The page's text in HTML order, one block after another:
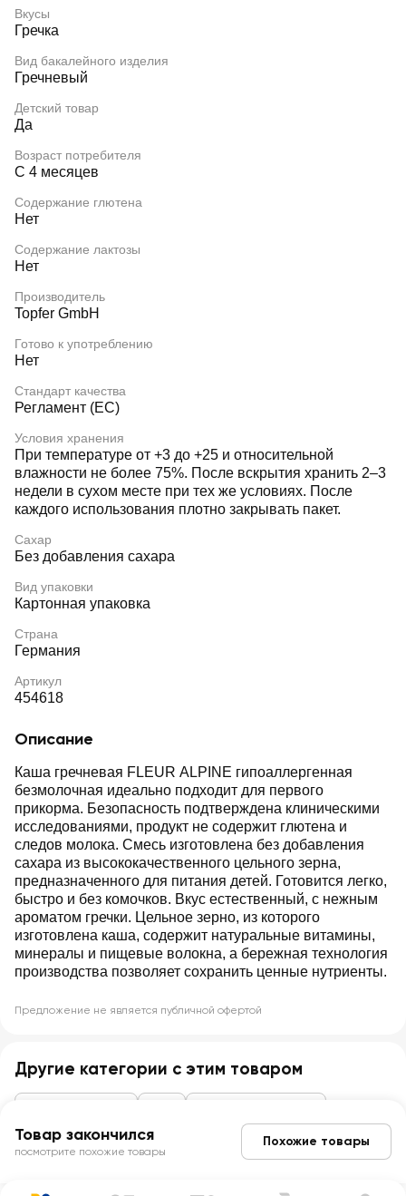
Вкусы
Гречка
Вид бакалейного изделия
Гречневый
Детский товар
Да
Возраст потребителя
С 4 месяцев
Содержание глютена
Нет
Содержание лактозы
Нет
Производитель
Topfer GmbH
Готово к употреблению
Нет
Стандарт качества
Регламент (ЕС)
Условия хранения
При температуре от +3 до +25 и относительной
влажности не более 75%. После вскрытия хранить 2–3
недели в сухом месте при тех же условиях. После
каждого использования плотно закрывать пакет.
Сахар
Без добавления сахара
Вид упаковки
Картонная упаковка
Страна
Германия
Артикул
454618
Описание
Каша гречневая FLEUR ALPINE гипоаллергенная
безмолочная идеально подходит для первого
прикорма. Безопасность подтверждена клиническими
исследованиями, продукт не содержит глютена и
следов молока. Смесь изготовлена без добавления
сахара из высококачественного цельного зерна,
предназначенного для питания детей. Готовится легко,
быстро и без комочков. Вкус естественный, с нежным
ароматом гречки. Цельное зерно, из которого
изготовлена каша, содержит натуральные витамины,
минералы и пищевые волокна, а бережная технология
производства позволяет сохранить ценные нутриенты.
Предложение не является публичной офертой
Другие категории с этим товаром
Товар закончился
посмотрите похожие товары
Похожие товары